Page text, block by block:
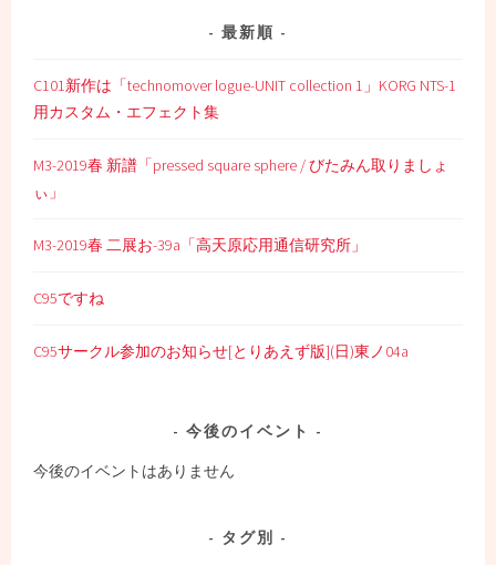
最新順
C101新作は「technomover logue-UNIT collection 1」KORG NTS-1
用カスタム・エフェクト集
M3-2019春 新譜「pressed square sphere / びたみん取りましょ
ぃ」
M3-2019春 二展お-39a「高天原応用通信研究所」
C95ですね
C95サークル参加のお知らせ[とりあえず版](日)東ノ04a
今後のイベント
今後のイベントはありません
タグ別